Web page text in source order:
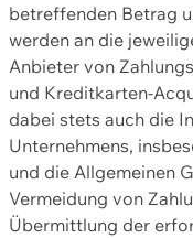
betreffenden Betrag
werden an die
Anbieter von
und Kreditkarten-
dabei stets auch die
Unternehmens,
und die Allgemeinen
Vermeidung von
Übermittlung der